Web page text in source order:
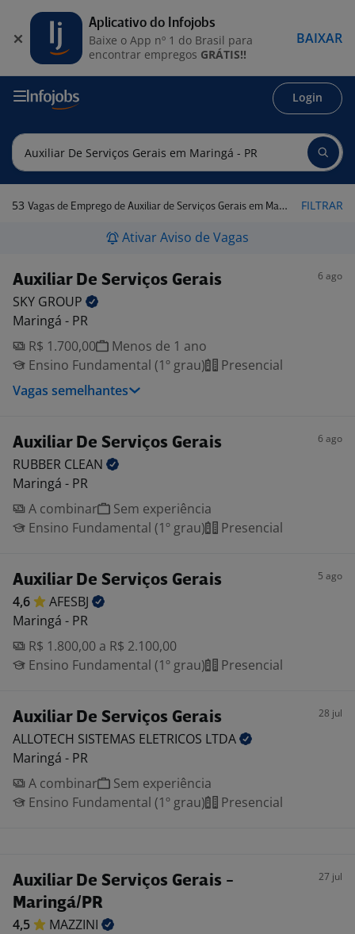
Login
53 Vagas de Emprego de Auxiliar de Serviços Gerais em Maringá - PR FILTRAR
Ativar Aviso de Vagas
Auxiliar De Serviços Gerais 6 ago
SKY GROUP
Maringá - PR
R$ 1.700,00
Menos de 1 ano
Ensino Fundamental (1º grau)
Presencial
Vagas semelhantes
Auxiliar De Serviços Gerais 6 ago
RUBBER CLEAN
Maringá - PR
A combinar
Sem experiência
Ensino Fundamental (1º grau)
Presencial
Auxiliar De Serviços Gerais 5 ago
4,6
AFESBJ
Maringá - PR
R$ 1.800,00 a R$ 2.100,00
Ensino Fundamental (1º grau)
Presencial
Auxiliar De Serviços Gerais 28 jul
ALLOTECH SISTEMAS ELETRICOS LTDA
Maringá - PR
A combinar
Sem experiência
Ensino Fundamental (1º grau)
Presencial
Auxiliar De Serviços Gerais -
Maringá/PR
27 jul
4,5
MAZZINI
Aplicativo do Infojobs
Baixe o App nº 1 do Brasil para
encontrar empregos GRÁTIS!!
BAIXAR